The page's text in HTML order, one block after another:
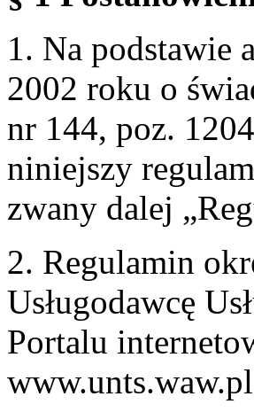
1. Na podstawie
2002 roku o
nr 144, poz.
niniejszy
zwany dalej
2. Regulamin
Usługodawcę
Portalu